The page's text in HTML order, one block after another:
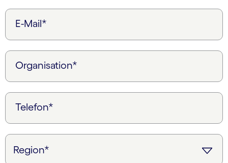
E-Mail*
Organisation*
Telefon*